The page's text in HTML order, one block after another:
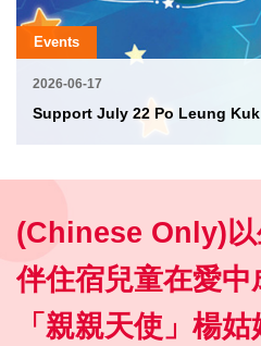
Events
2026-06-17
Support July 22 Po Leung
(Chinese Only)
伴住宿兒童在愛
「親親天使」楊姑